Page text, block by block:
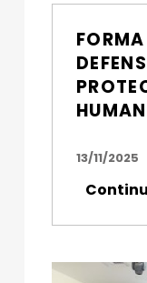
FECHA DE
13/11/2025